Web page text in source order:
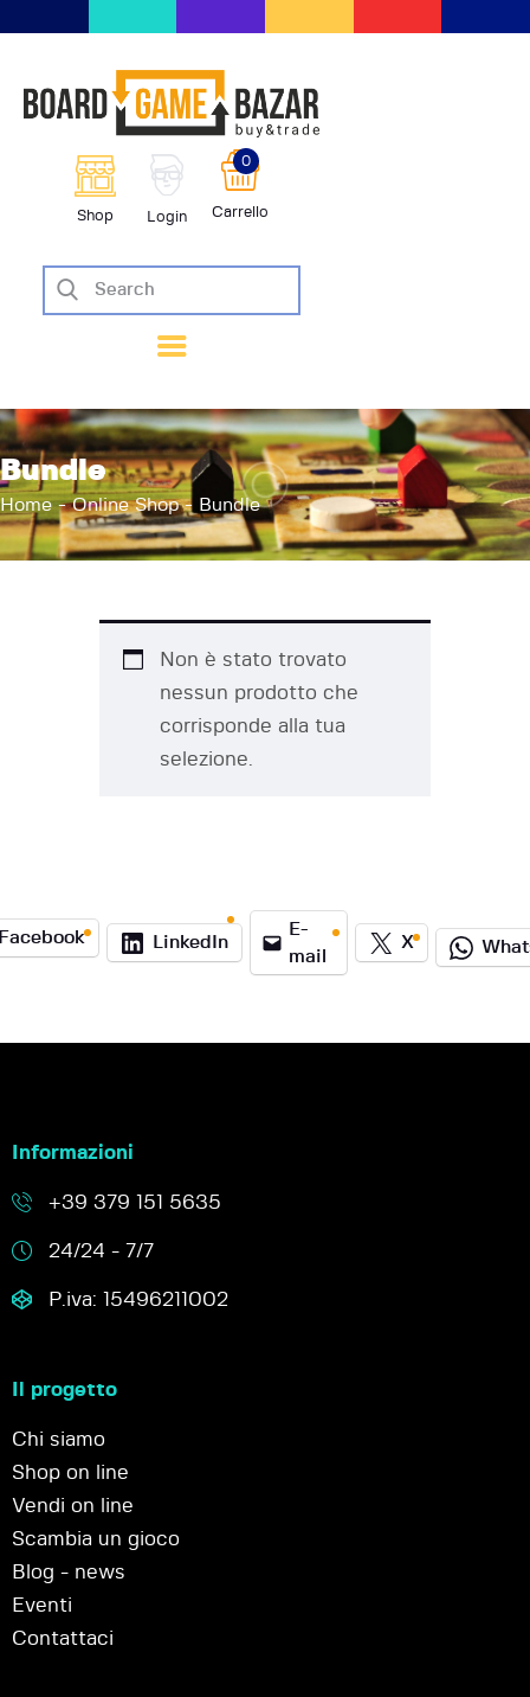
Shop Login Carrello
0
Bundle
Home Online Shop Bundle
giochi da tavolo
BoardGameBazar
HOME
SHOP
SCAMBIA
AIUTO
BLOG-NEWS
EVENTI
Non è stato trovato
nessun prodotto che
corrisponde alla tua
selezione.
LinkedIn
E-
mail
X
Informazioni
+39 379 151 5635
24/24 - 7/7
P.iva: 15496211002
Il progetto
Chi siamo
Shop on line
Vendi on line
Scambia un gioco
Blog - news
Eventi
Contattaci